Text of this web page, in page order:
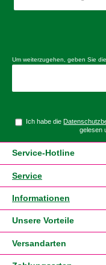
*
Um weiterzugehen, geben Sie
Ich habe die
gelesen
Service-Hotline
Service
Informationen
Unsere Vorteile
Versandarten